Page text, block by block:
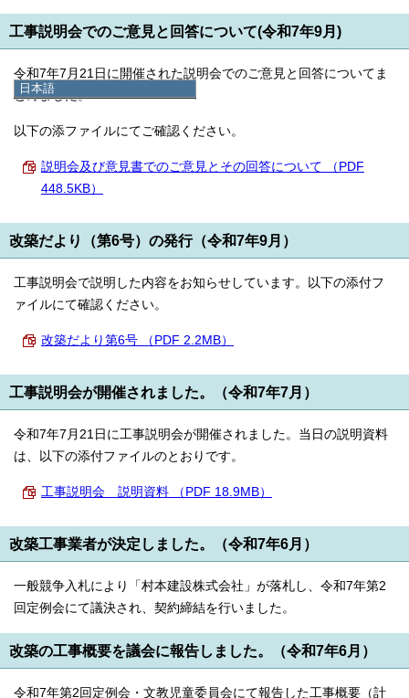
日本語
English
한국어
简体中文
繁體中文
工事説明会でのご意見と回答について(令和7年9月)
令和7年7月21日に開催された説明会でのご意見と回答についてま
とめました。
以下の添ファイルにてご確認ください。
説明会及び意見書でのご意見とその回答について （PDF
448.5KB）
改築だより（第6号）の発行（令和7年9月）
工事説明会で説明した内容をお知らせしています。以下の添付フ
ァイルにて確認ください。
改築だより第6号 （PDF 2.2MB）
工事説明会が開催されました。（令和7年7月）
令和7年7月21日に工事説明会が開催されました。当日の説明資料
は、以下の添付ファイルのとおりです。
工事説明会 説明資料 （PDF 18.9MB）
改築工事業者が決定しました。（令和7年6月）
一般競争入札により「村本建設株式会社」が落札し、令和7年第2
回定例会にて議決され、契約締結を行いました。
改築の工事概要を議会に報告しました。（令和7年6月）
令和7年第2回定例会・文教児童委員会にて報告した工事概要（計